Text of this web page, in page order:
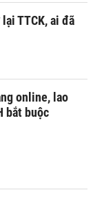
TTCK, ai đã
online, lao
bắt buộc